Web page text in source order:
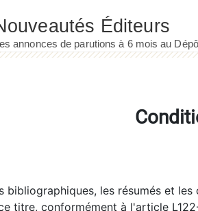
bibliographiques, les résumés et
titre, conformément à l'article